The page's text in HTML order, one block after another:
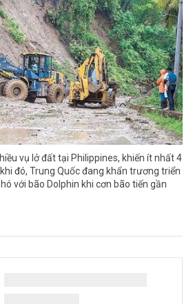
vụ lở đất tại Philippines, khiến ít nhất 4
đó, Trung Quốc đang khẩn trương triển
với bão Dolphin khi cơn bão tiến gần